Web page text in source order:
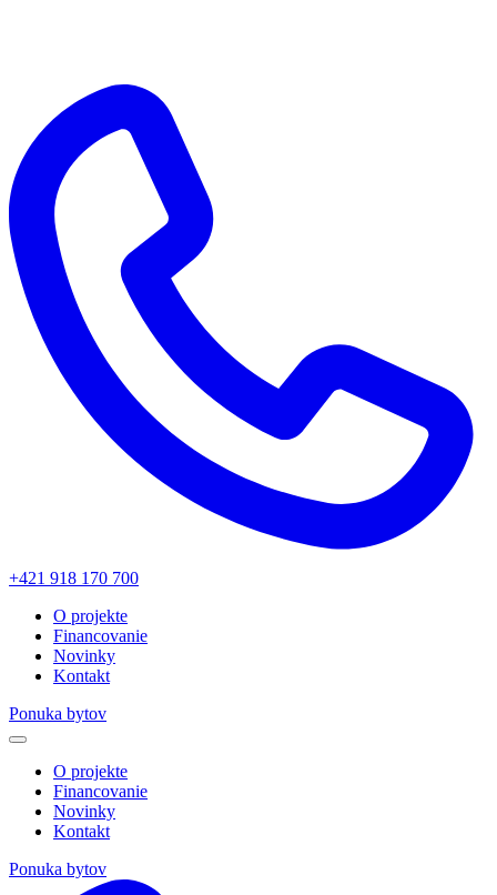
+421 918 170 700
O projekte
Financovanie
Novinky
Kontakt
Ponuka bytov
O projekte
Financovanie
Novinky
Kontakt
Ponuka bytov